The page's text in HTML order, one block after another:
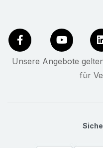
Unsere Angebote
für